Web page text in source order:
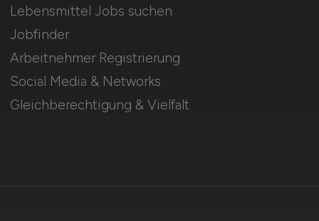
Lebensmittel Jobs suchen
Jobfinder
Arbeitnehmer Registrierung
Social Media & Networks
Gleichberechtigung & Vielfalt